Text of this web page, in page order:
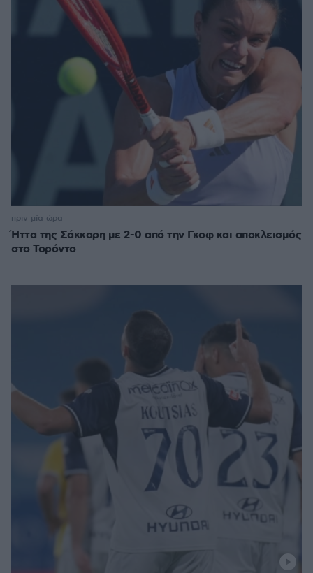
Ήττα της Σάκκαρη με 2-0 από την Γκοφ και αποκλεισμός
στο Τορόντο
πριν μία ώρα